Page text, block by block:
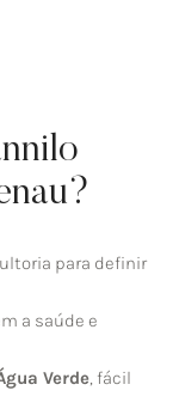
para definir
a saúde e
Verde , fácil